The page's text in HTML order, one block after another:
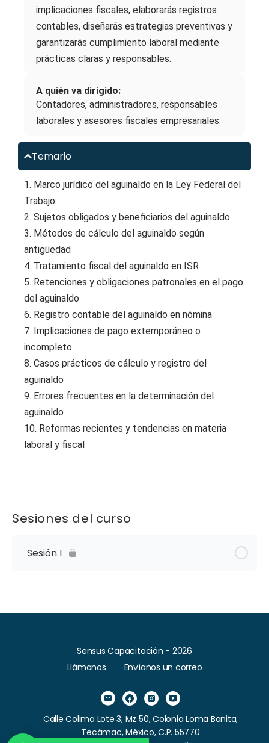
implicaciones fiscales, elaborarás registros
contables, diseñarás estrategias preventivas y
garantizarás cumplimiento laboral mediante
prácticas claras y responsables.
A quién va dirigido:
Contadores, administradores, responsables
laborales y asesores fiscales empresariales.
Temario
1. Marco jurídico del aguinaldo en la Ley Federal del
Trabajo
2. Sujetos obligados y beneficiarios del aguinaldo
3. Métodos de cálculo del aguinaldo según
antigüedad
4. Tratamiento fiscal del aguinaldo en ISR
5. Retenciones y obligaciones patronales en el pago
del aguinaldo
6. Registro contable del aguinaldo en nómina
7. Implicaciones de pago extemporáneo o
incompleto
8. Casos prácticos de cálculo y registro del
aguinaldo
9. Errores frecuentes en la determinación del
aguinaldo
10. Reformas recientes y tendencias en materia
laboral y fiscal
Sesiones del curso
Sesión I
Sensus Capacitación - 2026
Llámanos
Envíanos un correo
Calle Colima Lote 3, Mz 50, Colonia Loma Bonita,
Tecámac, México, C.P. 55770